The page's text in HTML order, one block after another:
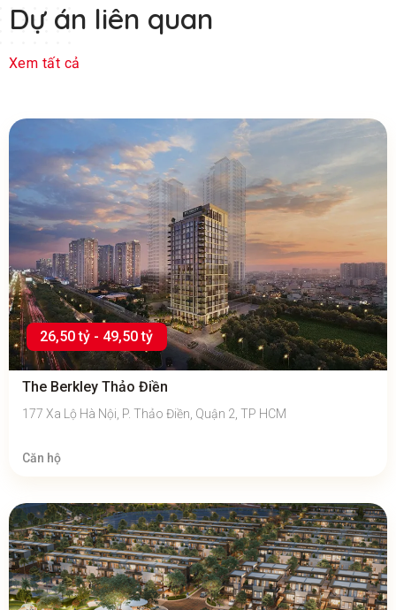
Dự án liên quan
Xem tất cả
26,50 tỷ - 49,50 tỷ
The Berkley Thảo Điền
177 Xa Lộ Hà Nội, P. Thảo Điền, Quận 2, TP HCM
Căn hộ